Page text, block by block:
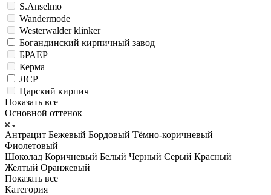
S.Anselmo
Wandermode
Westerwalder klinker
Богандинский кирпичный завод
БРАЕР
Керма
ЛСР
Царский кирпич
Показать все
Основной оттенок
Антрацит Бежевый Бордовый Тёмно-коричневый
Фиолетовый
Шоколад Коричневый Белый Черный Серый Красный
Желтый Оранжевый
Показать все
Категория